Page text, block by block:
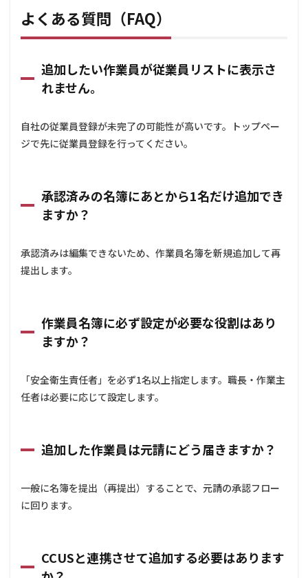
よくある質問（FAQ）
追加したい作業員が従業員リストに表示さ
れません。
自社の従業員登録が未完了の可能性が高いです。トップペー
ジで先に従業員登録を行ってください。
承認済みの名簿にあとから1名だけ追加でき
ますか？
承認済みは編集できないため、作業員名簿を新規追加して再
提出します。
作業員名簿に必ず設定が必要な役割はあり
ますか？
「安全衛生責任者」を必ず1名以上指定します。職長・作業主
任者は必要に応じて設定します。
追加した作業員は元請にどう届きますか？
一般に名簿を提出（再提出）することで、元請の承認フロー
に回ります。
CCUSと連携させて追加する必要はあります